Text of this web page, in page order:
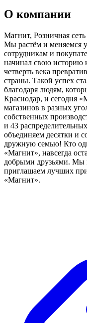
О компании
Магнит, Розничная сеть
Мы растём и меняемся
сотрудникам и
начинал свою историю
четверть века
страны. Такой успех
благодаря людям,
Краснодар, и сегодня
магазинов в разных
собственных
и 43
объединяем десятки и
дружную семью! Кто
«Магнит», навсегда
добрыми друзьями. Мы
приглашаем лучших
«Магнит».